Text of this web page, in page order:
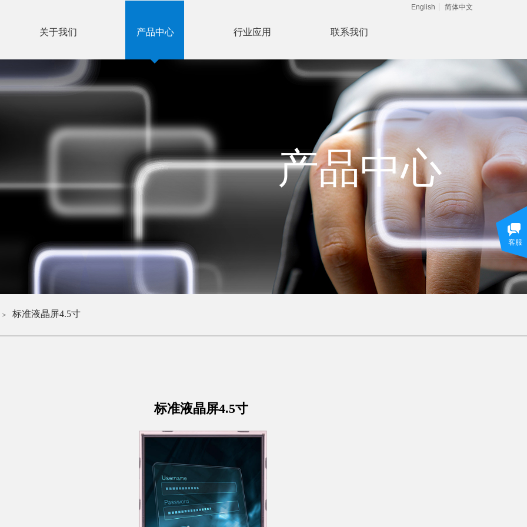
English 简体中文
关于我们 产品中心 行业应用 联系我们
产品中心
＞ 标准液晶屏4.5寸
标准液晶屏4.5寸
客服